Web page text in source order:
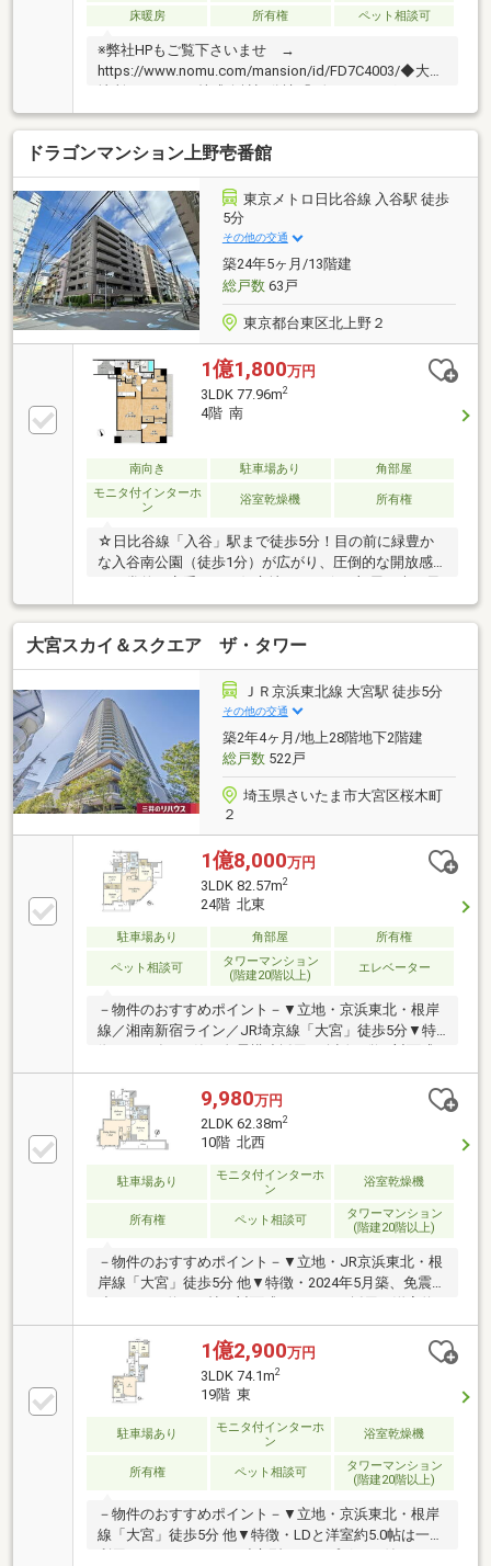
床暖房 所有権 ペット相談可
※弊社HPもご覧下さいませ →
https://www.nomu.com/mansion/id/FD7C4003/◆大和
地所レジデンス株式会社旧分譲「ヴェレーナグラン」
シリーズ◆13階建9階部分、東・南・西：3方角住戸の
為、眺望・陽当り・通風良好 ◆ガラスコーナーサ
ッシュの開放感ある住戸◆ウォークインクローゼッ
ト・納戸など収納豊富◆3面バルコニー：19.10m2※メ
インバルコニーにはスロップシンク付き◆留守中の荷
物受け取りに便利な宅配ボックス有◆ペット飼育可能
（飼育細則有）
ドラゴンマンション上野壱番館
東京メトロ日比谷線 入谷駅 徒歩
5分
その他の交通
築24年5ヶ月/13階建
総戸数63戸
東京都台東区北上野２
1億1,800万円
3LDK 77.96m2
4階 南
南向き 駐車場あり
角部屋
モニタ付インターホ
ン
浴室乾燥機 所有権
☆日比谷線「入谷」駅まで徒歩5分！目の前に緑豊か
な入谷南公園（徒歩1分）が広がり、圧倒的な開放感
を日常的に享受できる好立地です。☆お部屋は光と風
が心地よく通り抜ける南東角部屋で、全室にバルコニ
ーを備えた快適な住空間。リビングと洋室には床暖房
を完備し、寒い冬でも足元から温かく快適に過ごせま
す。☆プライバシー性を高める玄関ポーチや、季節物
の収納に重宝する便利な地下トランクルームなど魅力
的な設備も充実！☆大切なペットと一緒に暮らせるの
も嬉しいポイントです（細則有）。☆スーパーやコン
ビニ、ドラッグストアなどの生活利便施設が徒歩5分
圏内に揃い、毎日の暮らしやすさと心地よさを兼ね備
えた住環境です。
大宮スカイ＆スクエア ザ・タワー
ＪＲ京浜東北線 大宮駅 徒歩5分
その他の交通
築2年4ヶ月/地上28階地下2階建
総戸数522戸
埼玉県さいたま市大宮区桜木町
２
1億8,000万円
3LDK 82.57m2
24階 北東
駐車場あり 角部屋 所有権
ペット相談可
タワーマンション
(階建20階以上)
エレベーター
－物件のおすすめポイント－▼立地・京浜東北・根岸
線／湘南新宿ライン／JR埼京線「大宮」徒歩5分▼特
徴・2024年5月築、免震構造採用・会話が弾む対面式
キッチン・WIC3か所等、各洋室・廊下に収納有・2面
バルコニーに3室が面する設計・ゲストルーム等の共
用施設有・ご不在時も荷物が受け取れる宅配ボックス
有・ペット飼育可能(細則有・足洗い場有)▼周辺環
境・マルエツ大宮サクラスクエア店 徒歩1分(約40m)・
成城石井ルミネ大宮ルミネ2店 徒歩3分(約190m)■ ご希
望の住まい探しをお手伝いします ━━━━━・・・物
件の詳細・ご相談はお気軽にお問い合わせください。
9,980万円
2LDK 62.38m2
10階 北西
駐車場あり
モニタ付インターホ
ン
浴室乾燥機
所有権 ペット相談可
タワーマンション
(階建20階以上)
－物件のおすすめポイント－▼立地・JR京浜東北・根
岸線「大宮」徒歩5分 他▼特徴・2024年5月築、免震構
造・LDKは約15.4帖、対面式キッチンを採用・洋室約
4.4帖は2WAY仕様・コンシェルジュサービス有(8時～
18時)・ペット飼育可能(細則有)・ゴミ置場・宅配ボッ
クス・トランクルーム(各階)・ゲストルーム等の共用
施設有▼設備・食洗機・ディスポーザー・浴室暖房乾
燥機・エコジョーズ▼周辺環境・マルエツ大宮サクラ
スクエア店 徒歩1分(約40m)■ ご希望の住まい探しをお
手伝いします ━━━━━・・・物件の詳細・ご相談は
お気軽にお問い合わせください。
1億2,900万円
3LDK 74.1m2
19階 東
駐車場あり
モニタ付インターホ
ン
浴室乾燥機
所有権 ペット相談可
タワーマンション
(階建20階以上)
－物件のおすすめポイント－▼立地・京浜東北・根岸
線「大宮」徒歩5分 他▼特徴・LDと洋室約5.0帖は一体
利用も可・キッチンは独立型、カップボード付・WIC